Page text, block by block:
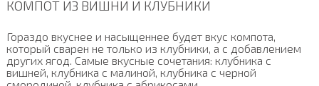
КОМПОТ ИЗ ВИШНИ И КЛУБНИКИ
Гораздо вкуснее и насыщеннее будет вкус компота,
который сварен не только из клубники, а с добавлением
других ягод. Самые вкусные сочетания: клубника с
вишней, клубника с малиной, клубника с черной